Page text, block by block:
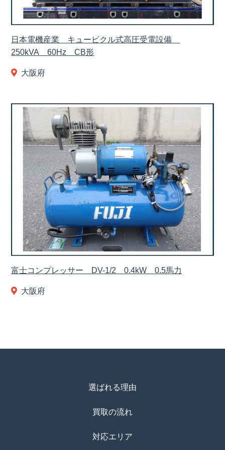
日本電機産業 キュービクル式高圧受電設備
250kVA 60Hz CB形
大阪府
富士コンプレッサー DV-1/2 0.4kW 0.5馬力
大阪府
選ばれる理由
買取の流れ
対応エリア